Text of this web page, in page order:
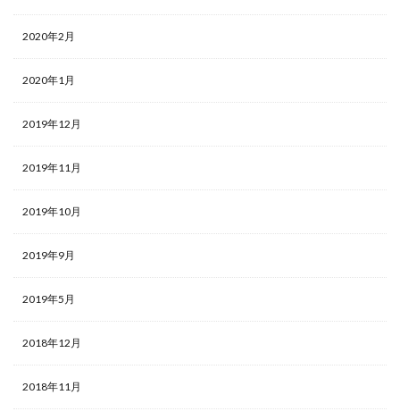
2020年2月
2020年1月
2019年12月
2019年11月
2019年10月
2019年9月
2019年5月
2018年12月
2018年11月